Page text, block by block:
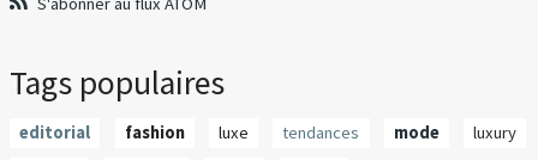
Tags populaires
editorial fashion luxe tendances mode
luxury